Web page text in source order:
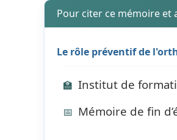
Pour citer ce mémoire et
Le rôle préventif de
🏫 Institut de
📅 Mémoire de fin